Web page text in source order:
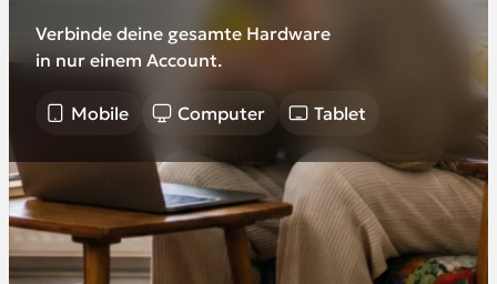
Verbinde deine gesamte Hardware
in nur einem Account.
Mobile Computer Tablet